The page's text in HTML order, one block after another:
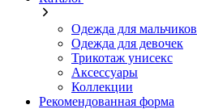
Одежда для мальчиков
Одежда для девочек
Трикотаж унисекс
Аксессуары
Коллекции
Рекомендованная форма